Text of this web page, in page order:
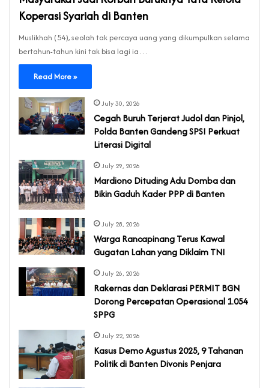
Koperasi Syariah di Banten
‎Muslikhah (54), seolah tak percaya uang yang dikumpulkan selama
bertahun-tahun kini tak bisa lagi ia…
Read More »
July 30, 2026
Cegah Buruh Terjerat Judol dan Pinjol,
Polda Banten Gandeng SPSI Perkuat
Literasi Digital
July 29, 2026
‎Mardiono Dituding Adu Domba dan
Bikin Gaduh Kader PPP di Banten
July 28, 2026
‎Warga Rancapinang Terus Kawal
Gugatan Lahan yang Diklaim TNI‎‎
July 26, 2026
Rakernas dan Deklarasi PERMIT BGN
Dorong Percepatan Operasional 1.054
SPPG
July 22, 2026
‎Kasus Demo Agustus 2025, 9 Tahanan
Politik di Banten Divonis Penjara